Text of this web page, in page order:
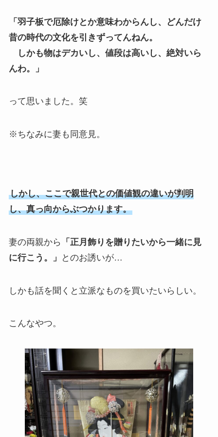
「羽子板で厄除けとか意味わからんし、どんだけ
昔の時代の文化を引きずってんねん。
しかも物はデカいし、値段は高いし、絶対いら
んわ。」
って思いました。笑
※ちなみに妻も同意見。
しかし、ここで親世代との価値観の違いが判明
し、真っ向からぶつかります。
妻の両親から
「正月飾りを贈りたいから一緒に見
に行こう。」
とのお誘いが…
しかも話を聞くと立派なものを買いたいらしい。
こんなやつ。